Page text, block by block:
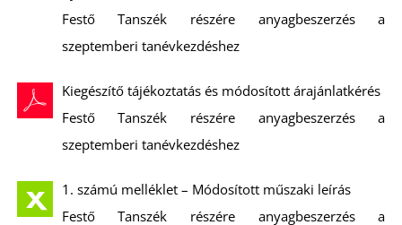
Festő Tanszék részére anyagbeszerzés a
szeptemberi tanévkezdéshez
Kiegészítő tájékoztatás és módosított árajánlatkérés
Festő Tanszék részére anyagbeszerzés a
szeptemberi tanévkezdéshez
1. számú melléklet – Módosított műszaki leírás
Festő Tanszék részére anyagbeszerzés a